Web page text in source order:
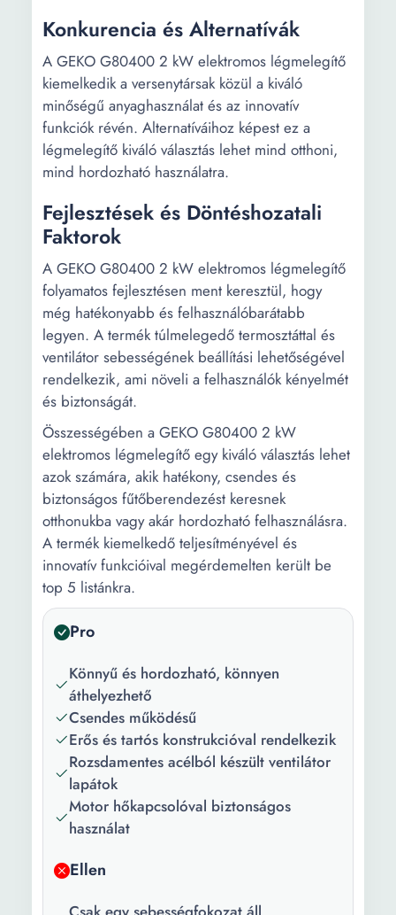
Konkurencia és Alternatívák
A GEKO G80400 2 kW elektromos légmelegítő
kiemelkedik a versenytársak közül a kiváló
minőségű anyaghasználat és az innovatív
funkciók révén. Alternatíváihoz képest ez a
légmelegítő kiváló választás lehet mind otthoni,
mind hordozható használatra.
Fejlesztések és Döntéshozatali
Faktorok
A GEKO G80400 2 kW elektromos légmelegítő
folyamatos fejlesztésen ment keresztül, hogy
még hatékonyabb és felhasználóbarátabb
legyen. A termék túlmelegedő termosztáttal és
ventilátor sebességének beállítási lehetőségével
rendelkezik, ami növeli a felhasználók kényelmét
és biztonságát.
Összességében a GEKO G80400 2 kW
elektromos légmelegítő egy kiváló választás lehet
azok számára, akik hatékony, csendes és
biztonságos fűtőberendezést keresnek
otthonukba vagy akár hordozható felhasználásra.
A termék kiemelkedő teljesítményével és
innovatív funkcióival megérdemelten került be
top 5 listánkra.
Pro
Könnyű és hordozható, könnyen
áthelyezhető
Csendes működésű
Erős és tartós konstrukcióval rendelkezik
Rozsdamentes acélból készült ventilátor
lapátok
Motor hőkapcsolóval biztonságos
használat
Ellen